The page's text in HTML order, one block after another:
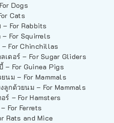
Dogs
Cats
For Rabbits
For Squirrels
For Chinchillas
เดอร์ – For Sugar Gliders
– For Guinea Pigs
นม – For Mammals
ลูกด้วยนม – For Mammals
ร์ – For Hamsters
For Ferrets
Rats and Mice